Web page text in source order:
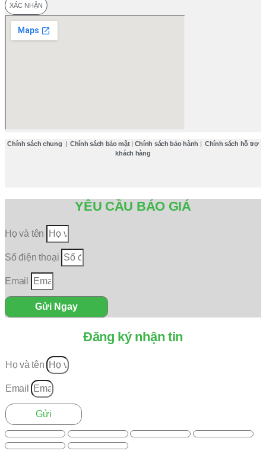
XÁC NHẬN
Chính sách chung Chính sách bảo mật| Chính sách bảo hành
Chính sách hỗ trợ
khách hàng
YÊU CẦU BÁO GIÁ
Họ và tên
Số điện thoại
Email
Gửi Ngay
Đăng ký nhận tin
Họ và tên
Email
Gửi